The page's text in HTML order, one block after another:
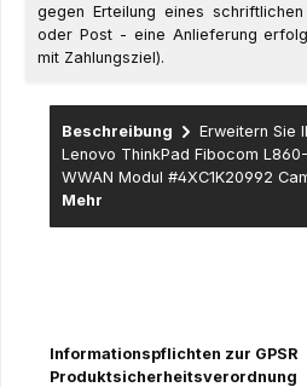
gegen Erteilung eines
oder Post - eine Anlieferung
mit Zahlungsziel).
Beschreibung
Erweitern Sie
Lenovo ThinkPad Fibocom L860-
WWAN Modul #4XC1K20992
Mehr
Informationspflichten zur GPSR
Produktsicherheitsverordnung